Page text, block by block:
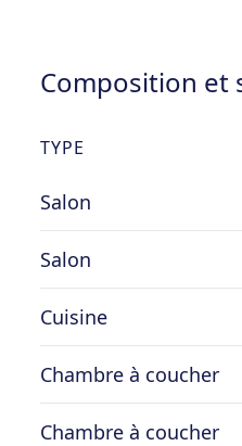
Composition et
TYPE
Salon
Salon
Cuisine
Chambre à coucher
Chambre à coucher